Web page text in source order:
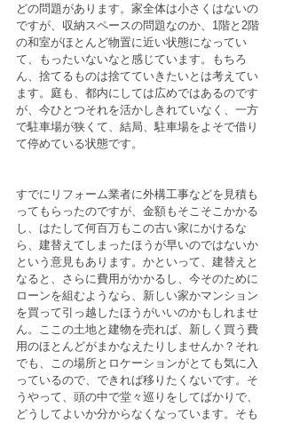
どの問題があります。家全体は小さくはないの
ですが、収納スペースの問題なのか、1階と2階
の和室がほとんど物置に近い状態になってい
て、もったいないなと感じています。もちろ
ん、捨てるものは捨てていきたいとは考えてい
ます。庭も、都内にしては広めではあるのです
が、今ひとつそれを活かしきれていなく、一方
で駐車場が狭くて、結局、駐車場をよそで借り
て停めている状態です。
すでにリフォーム業者に外構工事などを見積も
ってもらったのですが、金額もそこそこかかる
し、はたして何百万もこの古い家にかけるな
ら、建替えてしまったほうが早いのではないか
という意見もあります。かといって、建替えと
なると、さらに費用がかかるし、今そのために
ローンを組むようなら、新しい家かマンション
を買って引っ越したほうがいいのかもしれませ
ん。ここの土地と建物を売れば、新しく買う費
用のほとんどがまかなえたりしませんか？それ
でも、この場所とロケーションがとても気に入
っているので、できれば移りたくないです。そ
うやって、頭の中で堂々巡りをしてばかりで、
どうしてよいか分からなくなっています。そも